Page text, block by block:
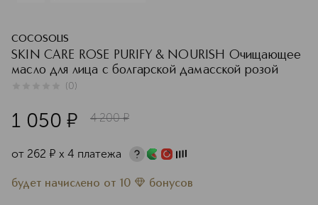
COCOSOLIS
SKIN CARE ROSE PURIFY & NOURISH Очищающее
масло для лица с болгарской дамасской розой
(0)
1 050 ¤ 4 200 ¤
от 262 ¤ х 4 платежа
будет начислено от 10 бонусов